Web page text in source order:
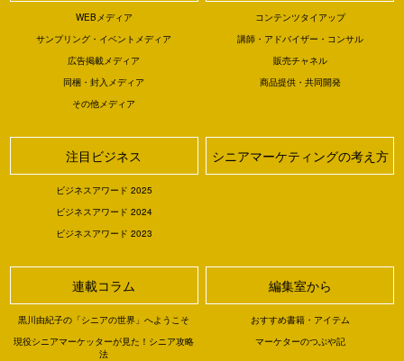
WEBメディア
サンプリング・イベントメディア
広告掲載メディア
同梱・封入メディア
その他メディア
コンテンツタイアップ
講師・アドバイザー・コンサル
販売チャネル
商品提供・共同開発
注目ビジネス
ビジネスアワード 2025
ビジネスアワード 2024
ビジネスアワード 2023
シニアマーケティングの考え方
連載コラム
黒川由紀子の「シニアの世界」へようこそ
現役シニアマーケッターが見た！シニア攻略
法
編集室から
おすすめ書籍・アイテム
マーケターのつぶや記